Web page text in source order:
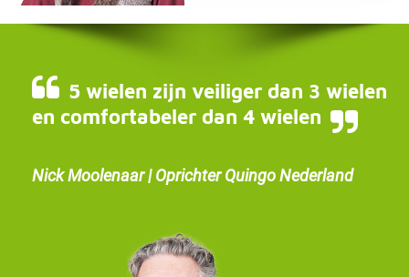
5 wielen zijn veiliger dan 3 wielen
en comfortabeler dan 4 wielen
Nick Moolenaar | Oprichter Quingo Nederland